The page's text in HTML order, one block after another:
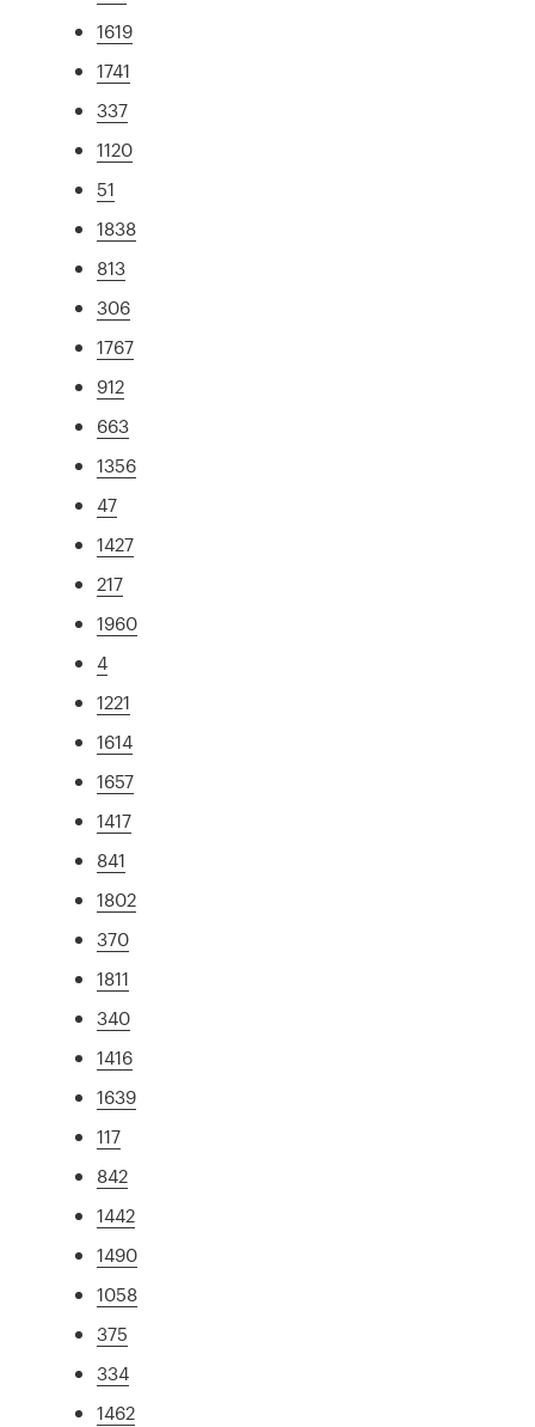
1619
1741
337
1120
51
1838
813
306
1767
912
663
1356
47
1427
217
1960
4
1221
1614
1657
1417
841
1802
370
1811
340
1416
1639
117
842
1442
1490
1058
375
334
1462